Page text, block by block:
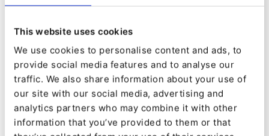
This website uses cookies
We use cookies to personalise content and ads, to
provide social media features and to analyse our
traffic. We also share information about your use of
our site with our social media, advertising and
analytics partners who may combine it with other
information that you’ve provided to them or that
scène / production et est utilisé à grande
échelle par Visit Andorra, dont le responsable
des projets informatiques et numériques
témoigne : « Avec Ibexa Cloud, il est très facile
d'avoir différentes versions, de tester différentes
choses et de déployer quand on veut. Et tout se
passe vraiment bien. »